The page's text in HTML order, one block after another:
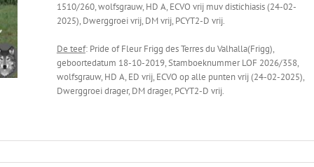
1510/260, wolfsgrauw, HD A, ECVO vrij muv distichiasis (24-02-
2025), Dwerggroei vrij, DM vrij, PCYT2-D vrij.
De teef: Pride of Fleur Frigg des Terres du Valhalla(Frigg),
geboortedatum 18-10-2019, Stamboeknummer LOF 2026/358,
wolfsgrauw, HD A, ED vrij, ECVO op alle punten vrij (24-02-2025),
Dwerggroei drager, DM drager, PCYT2-D vrij.